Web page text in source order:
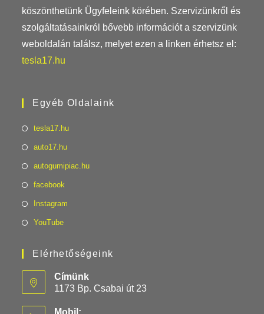
köszönthetünk Ügyfeleink körében. Szervizünkről és
szolgáltatásainkról bővebb információt a szervizünk
weboldalán találsz, melyet ezen a linken érhetsz el:
tesla17.hu
Egyéb Oldalaink
tesla17.hu
auto17.hu
autogumipiac.hu
facebook
Instagram
YouTube
Elérhetőségeink
Címünk
1173 Bp. Csabai út 23
Mobil: